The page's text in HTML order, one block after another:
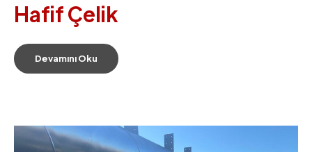
Hafif Çelik
Devamını Oku